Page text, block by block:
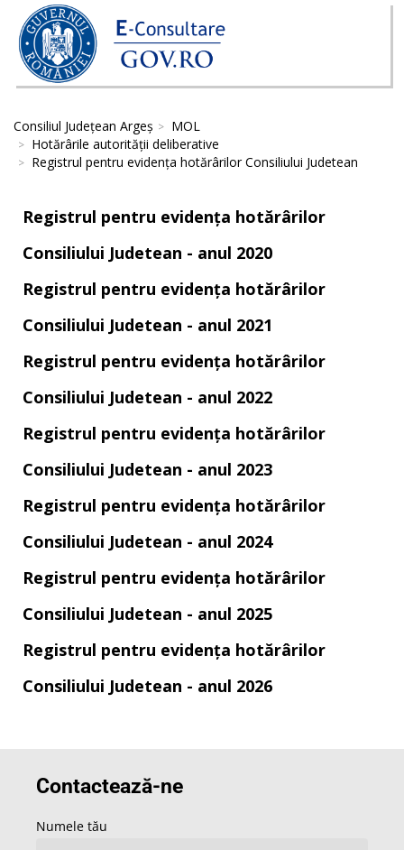
Consiliul Județean Argeș
MOL
Hotărârile autorităţii deliberative
Registrul pentru evidența hotărârilor Consiliului Judetean
Registrul pentru evidența hotărârilor
Consiliului Judetean - anul 2020
Registrul pentru evidența hotărârilor
Consiliului Judetean - anul 2021
Registrul pentru evidența hotărârilor
Consiliului Judetean - anul 2022
Registrul pentru evidența hotărârilor
Consiliului Judetean - anul 2023
Registrul pentru evidența hotărârilor
Consiliului Judetean - anul 2024
Registrul pentru evidența hotărârilor
Consiliului Judetean - anul 2025
Registrul pentru evidența hotărârilor
Consiliului Judetean - anul 2026